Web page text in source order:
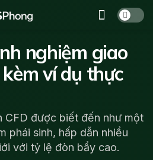
nghiệm giao
ví dụ thực
CFD được biết đến như một
phái sinh, hấp dẫn nhiều
với tỷ lệ đòn bẩy cao.